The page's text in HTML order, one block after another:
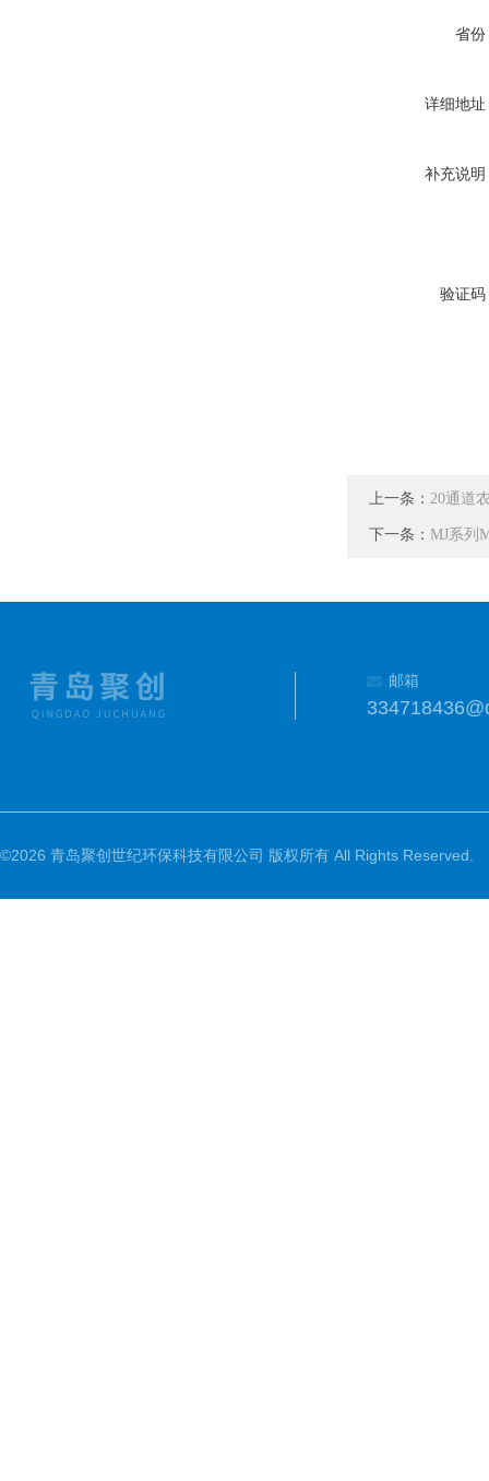
省份
详细地址
补充说明
验证码
上一条： 20通道
下一条： MJ系列
邮箱
©2026 青岛聚创世纪环保科技有限公司 版权所有 All Rights Reserved.